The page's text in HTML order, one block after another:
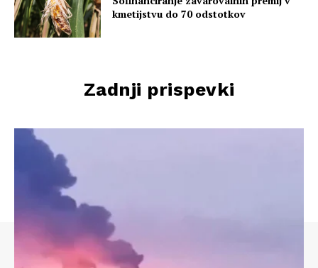
kmetijstvu do 70 odstotkov
Zadnji prispevki